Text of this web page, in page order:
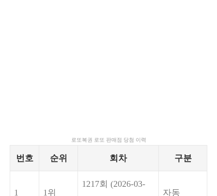
로또복권 로또 판매점 당첨 이력
번호 순위 회차 구분
1 1위
1217회 (2026-03-
자동